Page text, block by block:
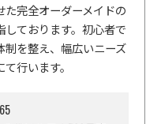
完全オーダーメイドの
ております。初心者で
を整え、幅広いニーズ
行います。